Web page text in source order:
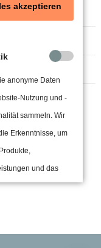
akzeptieren
anonyme Daten
Nutzung und -
sammeln. Wir
Erkenntnisse, um
und das
zu